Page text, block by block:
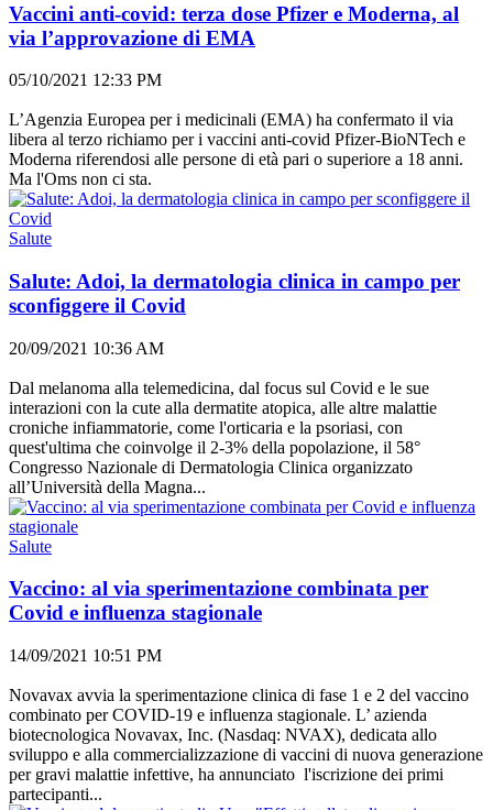
Vaccini anti-covid: terza dose Pfizer e Moderna, al
via l’approvazione di EMA
05/10/2021 12:33 PM
L’Agenzia Europea per i medicinali (EMA) ha confermato il via
libera al terzo richiamo per i vaccini anti-covid Pfizer-BioNTech e
Moderna riferendosi alle persone di età pari o superiore a 18 anni.
Ma l'Oms non ci sta.
Salute
Salute: Adoi, la dermatologia clinica in campo per
sconfiggere il Covid
20/09/2021 10:36 AM
Dal melanoma alla telemedicina, dal focus sul Covid e le sue
interazioni con la cute alla dermatite atopica, alle altre malattie
croniche infiammatorie, come l'orticaria e la psoriasi, con
quest'ultima che coinvolge il 2-3% della popolazione, il 58°
Congresso Nazionale di Dermatologia Clinica organizzato
all’Università della Magna...
Salute
Vaccino: al via sperimentazione combinata per
Covid e influenza stagionale
14/09/2021 10:51 PM
Novavax avvia la sperimentazione clinica di fase 1 e 2 del vaccino
combinato per COVID-19 e influenza stagionale. L’ azienda
biotecnologica Novavax, Inc. (Nasdaq: NVAX), dedicata allo
sviluppo e alla commercializzazione di vaccini di nuova generazione
per gravi malattie infettive, ha annunciato l'iscrizione dei primi
partecipanti...